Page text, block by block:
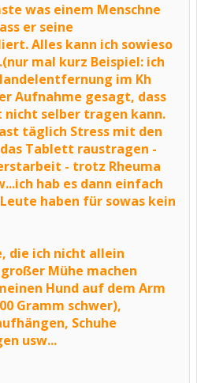
was einem Menschne
er seine
Alles kann ich sowieso
mal kurz Beispiel: ich
im Kh
Aufnahme gesagt, dass
nicht selber tragen kann.
täglich Stress mit den
Tablett raustragen -
- trotz Rheuma
hab es dann einfach
haben für sowas kein
die ich nicht allein
Mühe machen
Hund auf dem Arm
Gramm schwer),
Schuhe
usw...